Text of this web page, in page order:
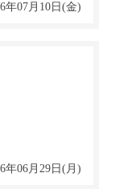
年07月10日(金)
年06月29日(月)